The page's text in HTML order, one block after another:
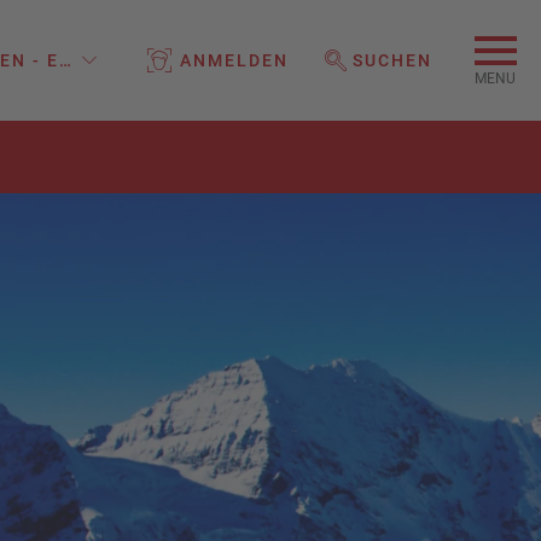
MENU
- EINE MARKE DER REISELAND HOLDING GMBH
ANMELDEN WEBSEITE DURCHSUCHEN
SUCHEN